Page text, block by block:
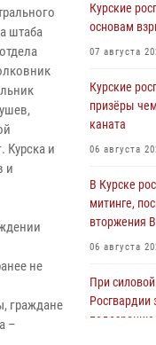
штаба
Курска и
и
не
граждане
–
Курские
основам
07 августа
Курские
призёры
каната
06 августа
В Курске
митинге,
вторжения
06 августа
При
Росгвардии